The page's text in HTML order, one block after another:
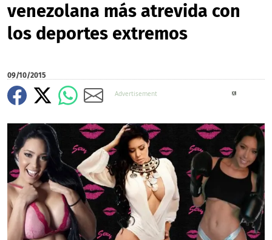
venezolana más atrevida con
los deportes extremos
09/10/2015
X